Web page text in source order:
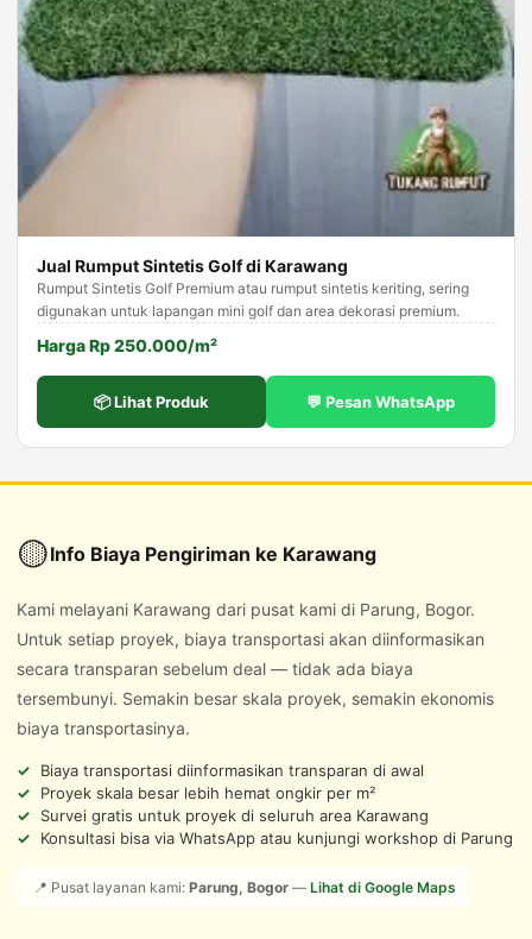
Jual Rumput Sintetis Golf di Karawang
Rumput Sintetis Golf Premium atau rumput sintetis keriting, sering
digunakan untuk lapangan mini golf dan area dekorasi premium.
Harga Rp 250.000/m²
📦 Lihat Produk 💬 Pesan WhatsApp
🟡Info Biaya Pengiriman ke Karawang
Kami melayani Karawang dari pusat kami di Parung, Bogor.
Untuk setiap proyek, biaya transportasi akan diinformasikan
secara transparan sebelum deal — tidak ada biaya
tersembunyi. Semakin besar skala proyek, semakin ekonomis
biaya transportasinya.
Biaya transportasi diinformasikan transparan di awal
Proyek skala besar lebih hemat ongkir per m²
Survei gratis untuk proyek di seluruh area Karawang
Konsultasi bisa via WhatsApp atau kunjungi workshop di Parung
📍 Pusat layanan kami: Parung, Bogor — Lihat di Google Maps